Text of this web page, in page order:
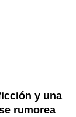
y una
rumorea